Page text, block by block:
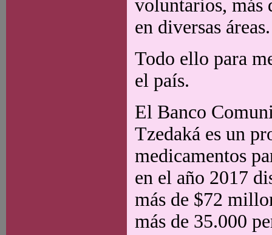
voluntarios, más
en diversas áreas.
Todo ello para
el país.
El Banco
Tzedaká es un
medicamentos
en el año 2017
más de $72
más de 35.000